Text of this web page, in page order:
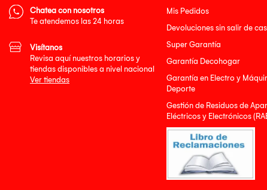
Mis Pedidos
Devoluciones sin salir de
Super Garantía
Garantía Decohogar
Garantía en Electro y
Deporte
Gestión de Residuos de
Eléctricos y Electrónicos
Chatea con nosotros
Te atendemos las 24 horas
Visítanos
Revisa aquí nuestros horarios y
tiendas disponibles a nivel nacional
Ver tiendas